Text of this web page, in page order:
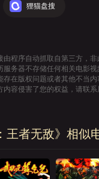
狸猫盘搜
由程序自动抓取自第三方，
务器不存储任何相关电影视
存在版权问题或者其他不当
容侵害了您的权益，请联系
王者无敌》相似